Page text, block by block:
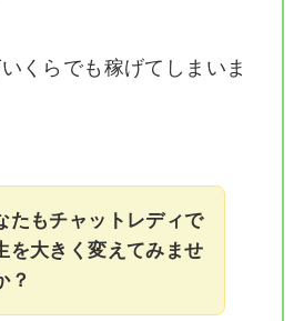
くらでも稼げてしまいま
たもチャットレディで
を大きく変えてみませ
？